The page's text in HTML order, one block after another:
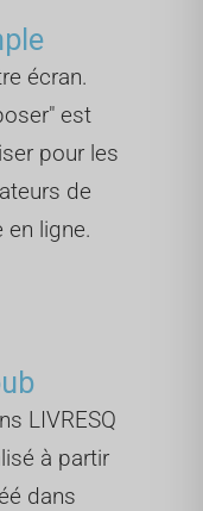
écran.
est
pour les
de
ligne.
LIVRESQ
à partir
dans